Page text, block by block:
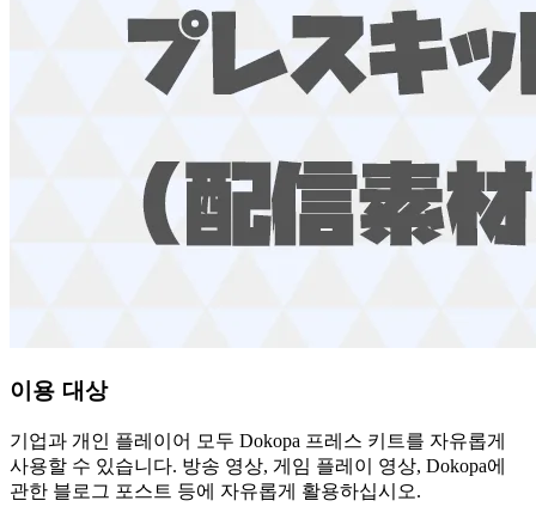
이용 대상
기업과 개인 플레이어 모두 Dokopa 프레스 키트를 자유롭게
사용할 수 있습니다. 방송 영상, 게임 플레이 영상, Dokopa에
관한 블로그 포스트 등에 자유롭게 활용하십시오.